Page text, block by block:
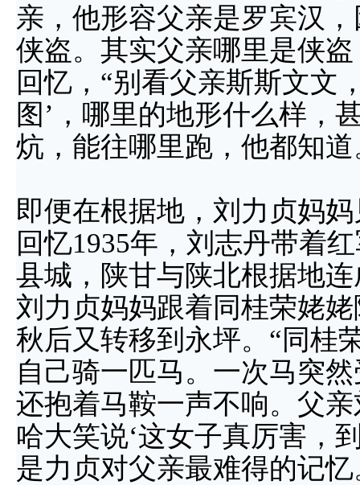
亲，他形容父亲是罗宾汉
侠盗。其实父亲哪里是侠
回忆，“别看父亲斯斯文文
图’，哪里的地形什么样，
炕，能往哪里跑，他都知道
即便在根据地，刘力贞妈
回忆1935年，刘志丹带着
县城，陕甘与陕北根据地
刘力贞妈妈跟着同桂荣姥
秋后又转移到永坪。“同桂
自己骑一匹马。一次马突
还抱着马鞍一声不响。父
哈大笑说‘这女子真厉害，
是力贞对父亲最难得的记忆